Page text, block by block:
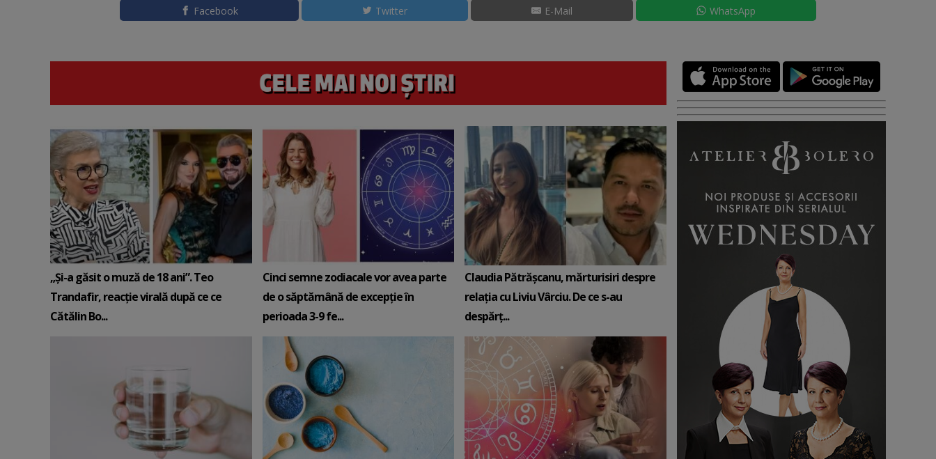
Facebook Twitter E-Mail WhatsApp
„Și-a găsit o muză de 18 ani”. Teo
Trandafir, reacție virală după ce ce
Cătălin Bo...
Cinci semne zodiacale vor avea parte
de o săptămână de excepție în
perioada 3-9 fe...
Claudia Pătrășcanu, mărturisiri despre
relația cu Liviu Vârciu. De ce s-au
despărț...